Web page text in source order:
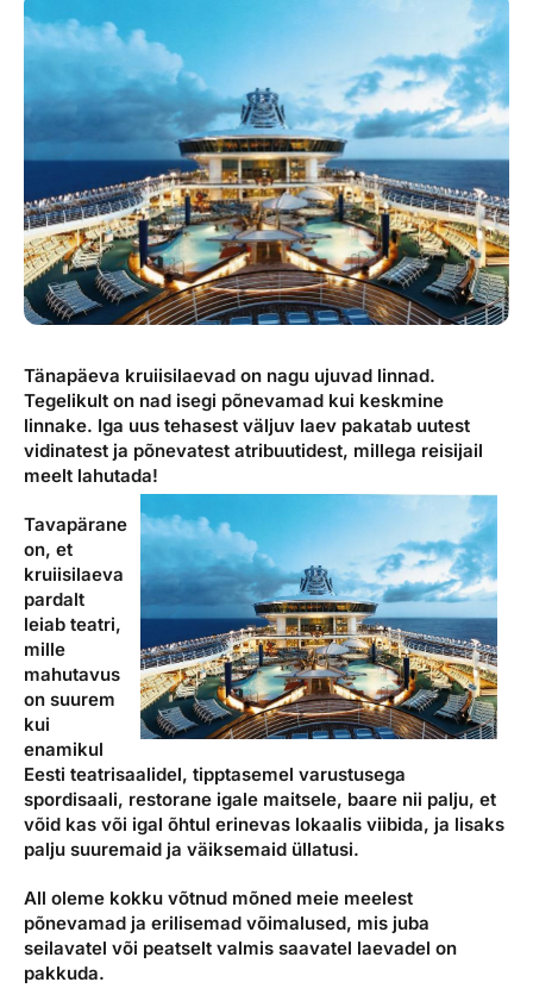
Reisitarvete e-pood
Airalo eSIM
Reisija meelespea
Kuldkaart
Platinum Club
Püsisoodustused
Boonuspunktid
Meist
Ettevõttest, kontaktid, reisikonsultandi teenus, tule
tööle, uudised...
Ettevõttest
Kontaktid
Reisikonsultandi teenus
Tule tööle
Uudised
Tänapäeva kruiisilaevad on nagu ujuvad linnad.
Tegelikult on nad isegi põnevamad kui keskmine
linnake. Iga uus tehasest väljuv laev pakatab uutest
vidinatest ja põnevatest atribuutidest, millega reisijail
meelt lahutada!
Tavapärane
on, et
kruiisilaeva
pardalt
leiab teatri,
mille
mahutavus
on suurem
kui
enamikul
Eesti teatrisaalidel, tipptasemel varustusega
spordisaali, restorane igale maitsele, baare nii palju, et
võid kas või igal õhtul erinevas lokaalis viibida, ja lisaks
palju suuremaid ja väiksemaid üllatusi.
All oleme kokku võtnud mõned meie meelest
põnevamad ja erilisemad võimalused, mis juba
seilavatel või peatselt valmis saavatel laevadel on
pakkuda.